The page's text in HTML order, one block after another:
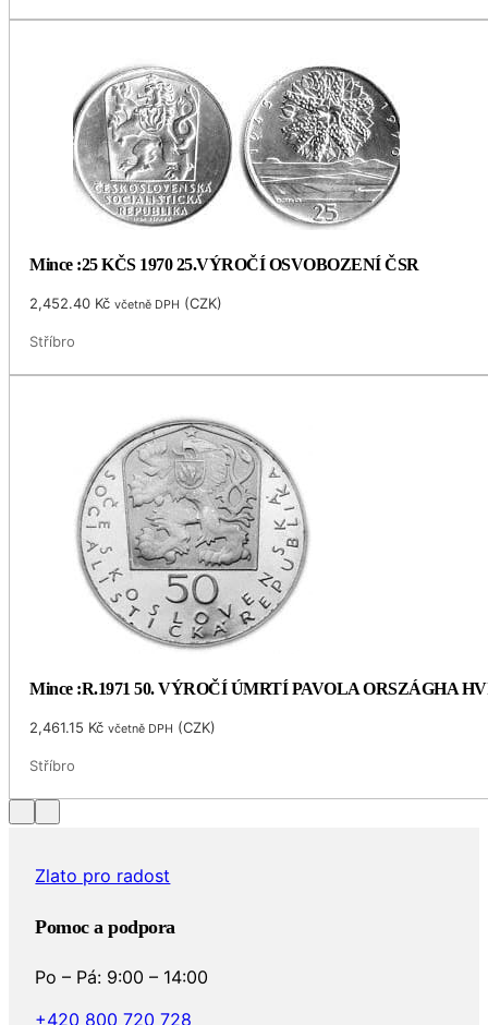
Mince :25 KČS 1970 25.VÝROČÍ OSVOBOZENÍ ČSR
2,452.40 Kč včetně DPH (CZK)
Stříbro
Mince :R.1971 50. VÝROČÍ ÚMRTÍ PAVOLA ORSZÁGHA
2,461.15 Kč včetně DPH (CZK)
Stříbro
Zlato pro radost
Pomoc a podpora
Po – Pá: 9:00 – 14:00
+420 800 720 728